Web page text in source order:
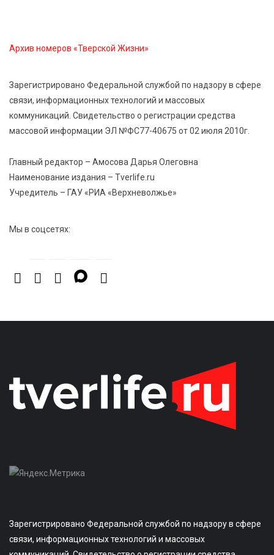
7 Авг 2026 15:30 290
трансформаторных подстанций и более 146 км ЛЭП
в Тверской области
7 Авг 2026 15:10 292
появится новая беговая трасса для
профессиональных спортсменов
заслуги тренеров и атлетов
Архив номеров «Тверской Жизни»
Зарегистрировано Федеральной службой по надзору в сфере
связи, информационных технологий и массовых
коммуникаций. Свидетельство о регистрации средства
массовой информации ЭЛ №ФС77-40675 от 02 июля 2010г.
Главный редактор – Амосова Дарья Олеговна
Наименование издания – Tverlife.ru
Учредитель – ГАУ «РИА «Верхневолжье»
Мы в соцсетях:
Зарегистрировано Федеральной службой по надзору в сфере
связи, информационных технологий и массовых